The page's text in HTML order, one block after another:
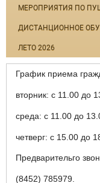
МЕРОПРИЯТИЯ ПО
ДИСТАНЦИОННОЕ
ЛЕТО 2026
График приема
вторник: с 11.00 до
среда: с 11.00 до
четверг: с 15.00 до
Предварительго
(8452) 785979.